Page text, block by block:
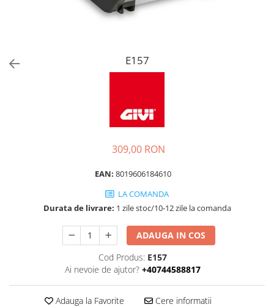
E157
309,00 RON
EAN: 8019606184610
LA COMANDA
Durata de livrare: 1 zile stoc/10-12 zile la comanda
ADAUGA IN COS
Cod Produs: E157
Ai nevoie de ajutor? +40744588817
Adauga la Favorite Cere informatii